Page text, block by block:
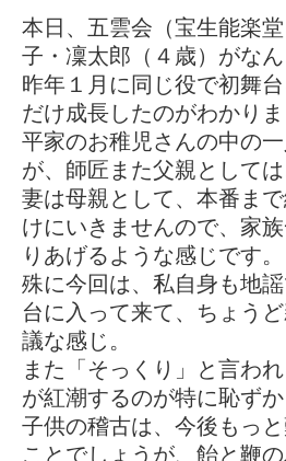
本日、五雲会（宝生能楽
子・凜太郎（４歳）がな
昨年１月に同じ役で初舞
だけ成長したのがわかりま
平家のお稚児さんの中の
が、師匠また父親として
妻は母親として、本番ま
けにいきませんので、家
りあげるような感じです。
殊に今回は、私自身も地
台に入って来て、ちょう
議な感じ。
また「そっくり」と言わ
が紅潮するのが特に恥ずか
子供の稽古は、今後もっ
ことでしょうが、飴と鞭